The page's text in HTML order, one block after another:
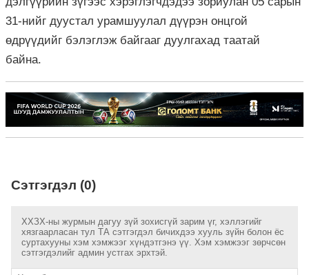
31-нийг дуустал урамшуулал дүүрэн онцгой
өдрүүдийг бэлэглэж байгааг дуулгахад таатай
байна.
Сэтгэгдэл (0)
ХХЗХ-ны журмын дагуу зүй зохисгүй зарим үг, хэллэгийг
хязгаарласан тул ТА сэтгэгдэл бичихдээ хууль зүйн болон ёс
суртахууны хэм хэмжээг хүндэтгэнэ үү. Хэм хэмжээг зөрчсөн
сэтгэгдэлийг админ устгах эрхтэй.